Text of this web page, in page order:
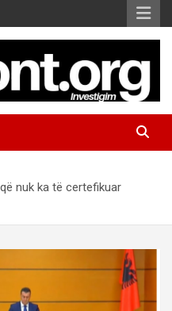
nuk ka të certefikuar